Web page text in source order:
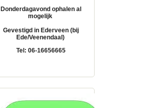
Donderdagavond ophalen al
mogelijk
Gevestigd in Ederveen (bij
Ede/Veenendaal)
Tel: 06-16656665